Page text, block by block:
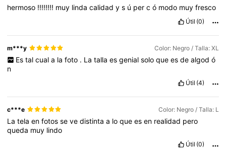
hermoso !!!!!!!! muy lindacalidadys ú percó modo muyfresco
Útil (0)
m***y Color: Negro / Talla: XL
Es tal cual a la foto . La talla es genial solo que es de algod ó
n
Útil (4)
c***e Color: Negro / Talla: L
Latelaenfotossevedistintaa loqueesen realidad pero
queda muy lindo
Útil (0)